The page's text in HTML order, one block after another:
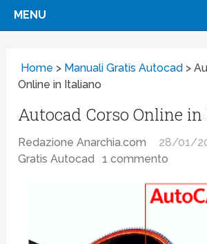
MENU
Home > Manuali Gratis Autocad >
Online in Italiano
Autocad Corso Online
Redazione Anarchia.com 28/01/
Gratis Autocad
1 commento